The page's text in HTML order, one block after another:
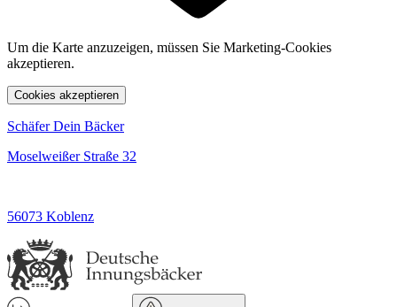
Um die Karte anzuzeigen, müssen Sie Marketing-Cookies
akzeptieren.
Cookies akzeptieren
Schäfer Dein Bäcker
Moselweißer Straße 32
56073 Koblenz